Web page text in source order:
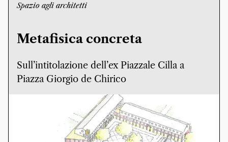
Spazio agli architetti
Metafisica concreta
Sull’intitolazione dell’ex Piazzale Cilla a
Piazza Giorgio de Chirico